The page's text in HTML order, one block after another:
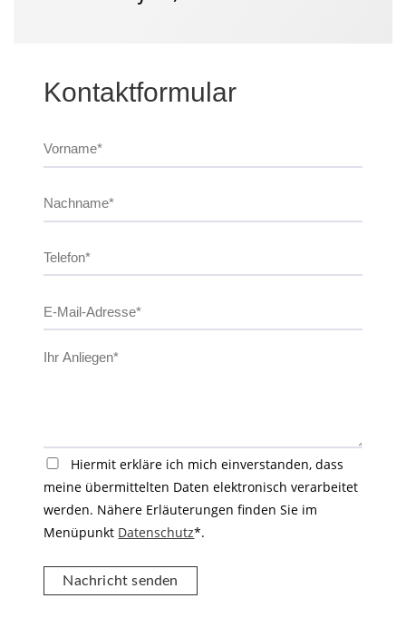
Kontaktformular
Hiermit erkläre ich mich einverstanden, dass
meine übermittelten Daten elektronisch verarbeitet
werden. Nähere Erläuterungen finden Sie im
Menüpunkt Datenschutz*.
Nachricht senden